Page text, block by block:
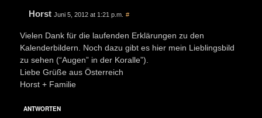
Horst Juni 5, 2012 at 1:21 p.m. #
Vielen Dank für die laufenden Erklärungen zu den
Kalenderbildern. Noch dazu gibt es hier mein Lieblingsbild
zu sehen (“Augen” in der Koralle”).
Liebe Grüße aus Österreich
Horst + Familie
ANTWORTEN